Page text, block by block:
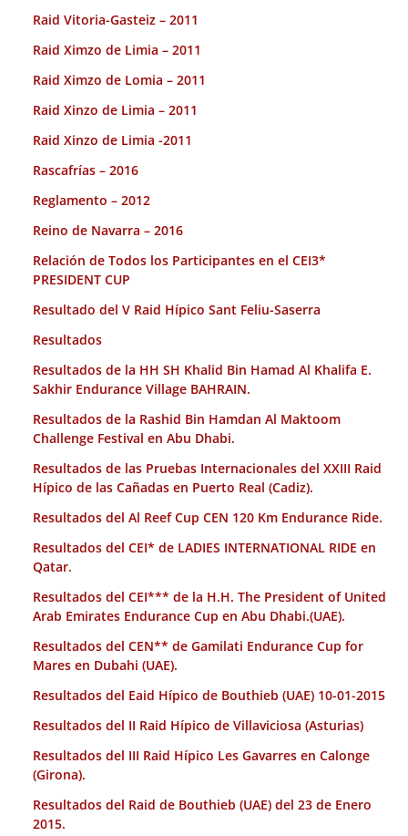
Raid Vitoria-Gasteiz – 2011
Raid Ximzo de Limia – 2011
Raid Ximzo de Lomia – 2011
Raid Xinzo de Limia – 2011
Raid Xinzo de Limia -2011
Rascafrías – 2016
Reglamento – 2012
Reino de Navarra – 2016
Relación de Todos los Participantes en el CEI3*
PRESIDENT CUP
Resultado del V Raid Hípico Sant Feliu-Saserra
Resultados
Resultados de la HH SH Khalid Bin Hamad Al Khalifa E.
Sakhir Endurance Village BAHRAIN.
Resultados de la Rashid Bin Hamdan Al Maktoom
Challenge Festival en Abu Dhabi.
Resultados de las Pruebas Internacionales del XXIII Raid
Hípico de las Cañadas en Puerto Real (Cadiz).
Resultados del Al Reef Cup CEN 120 Km Endurance Ride.
Resultados del CEI* de LADIES INTERNATIONAL RIDE en
Qatar.
Resultados del CEI*** de la H.H. The President of United
Arab Emirates Endurance Cup en Abu Dhabi.(UAE).
Resultados del CEN** de Gamilati Endurance Cup for
Mares en Dubahi (UAE).
Resultados del Eaid Hípico de Bouthieb (UAE) 10-01-2015
Resultados del II Raid Hípico de Villaviciosa (Asturias)
Resultados del III Raid Hípico Les Gavarres en Calonge
(Girona).
Resultados del Raid de Bouthieb (UAE) del 23 de Enero
2015.